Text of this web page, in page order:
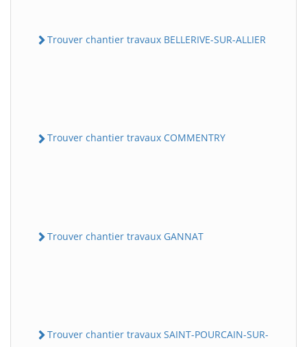
Trouver chantier travaux BELLERIVE-SUR-ALLIER
Trouver chantier travaux COMMENTRY
Trouver chantier travaux GANNAT
Trouver chantier travaux SAINT-POURCAIN-SUR-